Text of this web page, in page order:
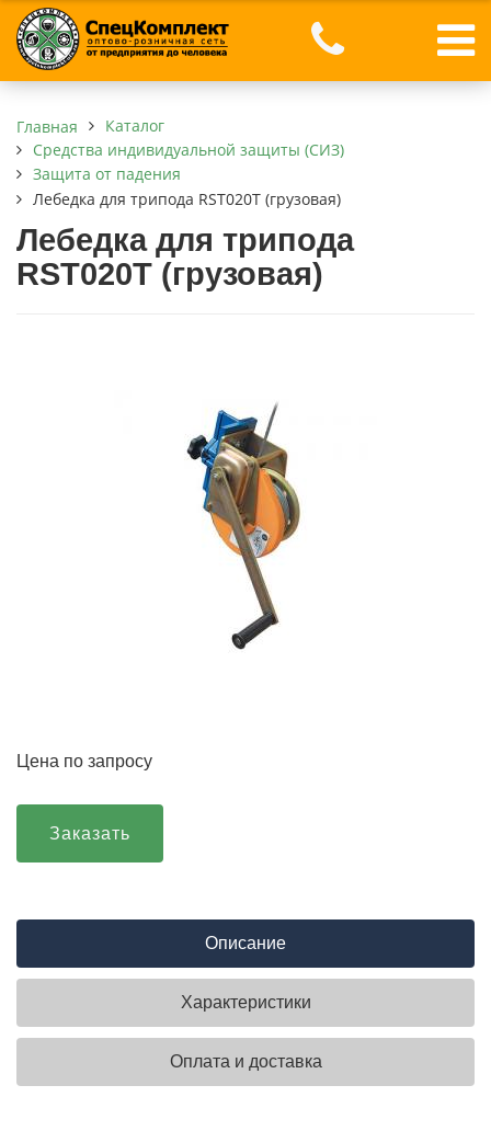
Главная
Каталог
Средства индивидуальной защиты (СИЗ)
Защита от падения
Лебедка для трипода RST020T (грузовая)
Лебедка для трипода
RST020T (грузовая)
Цена по запросу
Заказать
Описание
Характеристики
Оплата и доставка